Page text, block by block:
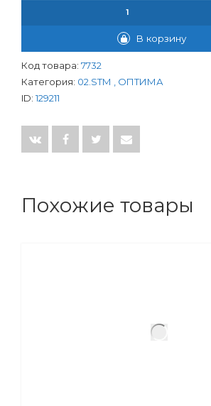
В корзину
Код товара: 7732
Категория: 02.SТМ , ОПТИМА
ID: 129211
Похожие товары